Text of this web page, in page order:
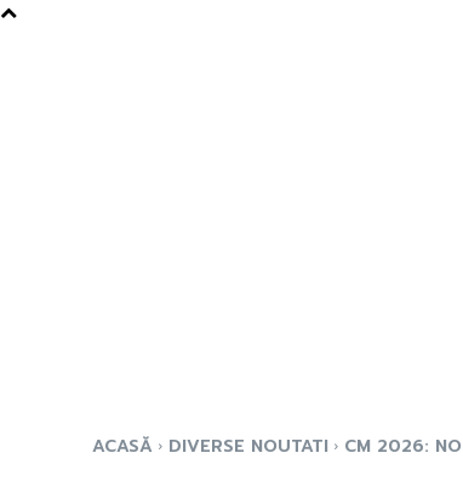
ACASĂ DIVERSE NOUTATI CM 2026: